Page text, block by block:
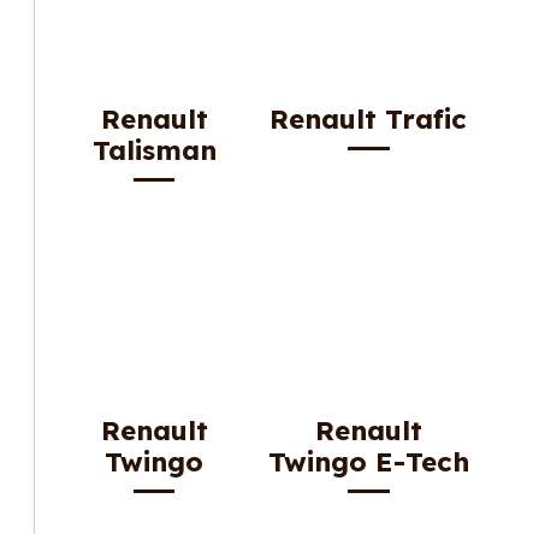
Renault
Talisman
Renault Trafic
Renault
Twingo
Renault
Twingo E-Tech